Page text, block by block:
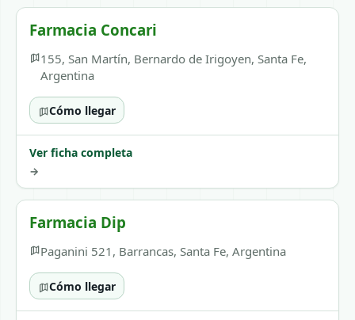
Farmacia Concari
155, San Martín, Bernardo de Irigoyen, Santa Fe,
Argentina
Cómo llegar
Ver ficha completa
→
Farmacia Dip
Paganini 521, Barrancas, Santa Fe, Argentina
Cómo llegar